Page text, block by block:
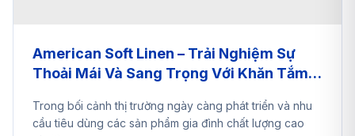
American Soft Linen – Trải Nghiệm Sự
Thoải Mái Và Sang Trọng Với Khăn Tắm
A2EShip
Trong bối cảnh thị trường ngày càng phát triển và nhu
cầu tiêu dùng các sản phẩm gia đình chất lượng cao